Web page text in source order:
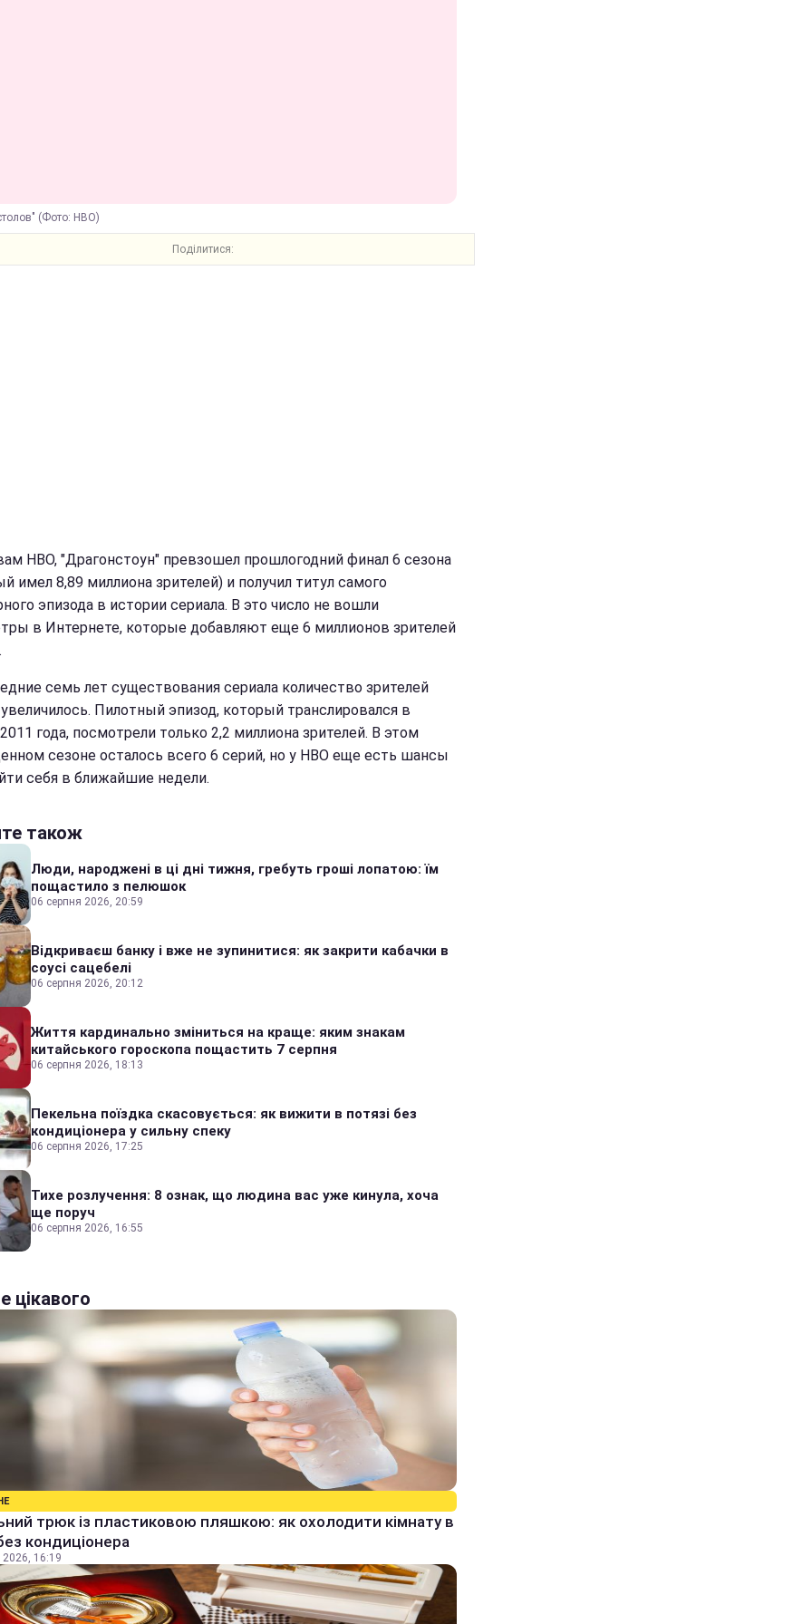
(Фото: HBO)
Поділитися:
HBO, "Драгонстоун" превзошел прошлогодний финал 6 сезона
имел 8,89 миллиона зрителей) и получил титул самого
эпизода в истории сериала. В это число не вошли
в Интернете, которые добавляют еще 6 миллионов зрителей
семь лет существования сериала количество зрителей
Пилотный эпизод, который транслировался в
года, посмотрели только 2,2 миллиона зрителей. В этом
сезоне осталось всего 6 серий, но у HBO еще есть шансы
себя в ближайшие недели.
також
Люди, народжені в ці дні тижня, гребуть гроші лопатою: їм
пощастило з пелюшок
06 серпня 2026, 20:59
Відкриваєш банку і вже не зупинитися: як закрити кабачки в
соусі сацебелі
06 серпня 2026, 20:12
Життя кардинально зміниться на краще: яким знакам
китайського гороскопа пощастить 7 серпня
06 серпня 2026, 18:13
Пекельна поїздка скасовується: як вижити в потязі без
кондиціонера у сильну спеку
06 серпня 2026, 17:25
Тихе розлучення: 8 ознак, що людина вас уже кинула, хоча
ще поруч
06 серпня 2026, 16:55
цікавого
трюк із пластиковою пляшкою: як охолодити кімнату в
кондиціонера
2026, 16:19